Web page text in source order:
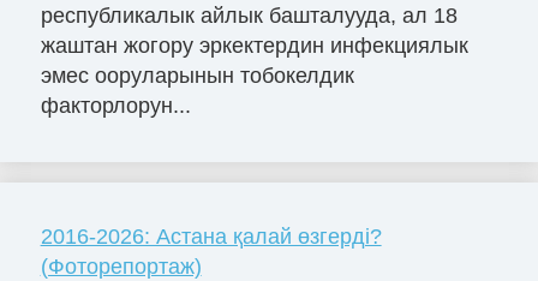
республикалык айлык башталууда, ал 18
жаштан жогору эркектердин инфекциялык
эмес ооруларынын тобокелдик
факторлорун...
2016-2026: Астана қалай өзгерді?
(Фоторепортаж)